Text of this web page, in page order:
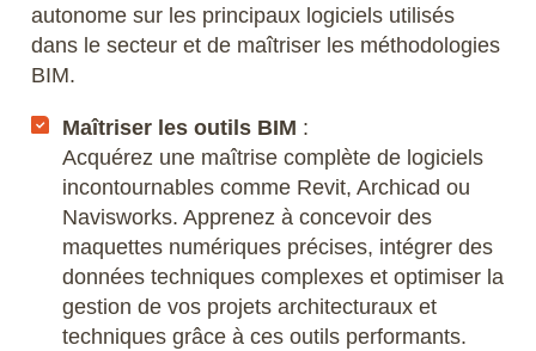
Robot Structural Analysis Professional
SketchUp
SolidWorks
Style3D
Tekla Structures
autonome sur les principaux logiciels utilisés
dans le secteur et de maîtriser les méthodologies
BIM.
Maîtriser les outils BIM :
Acquérez une maîtrise complète de logiciels
incontournables comme Revit, Archicad ou
Navisworks. Apprenez à concevoir des
maquettes numériques précises, intégrer des
données techniques complexes et optimiser la
gestion de vos projets architecturaux et
techniques grâce à ces outils performants.